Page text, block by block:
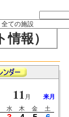
報）
11 月
来月
水 木 金
土